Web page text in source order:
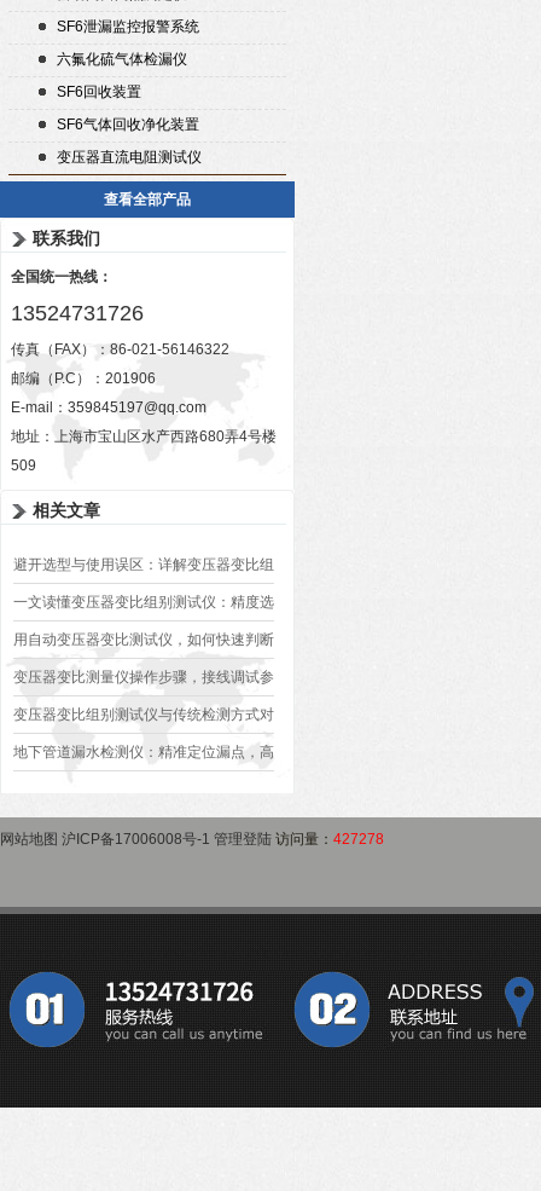
SF6泄漏监控报警系统
六氟化硫气体检漏仪
SF6回收装置
SF6气体回收净化装置
变压器直流电阻测试仪
查看全部产品
联系我们
全国统一热线：
13524731726
传真（FAX）：86-021-56146322
邮编（P.C）：201906
E-mail： 359845197@qq.com
地址：上海市宝山区水产西路680弄4号楼
509
相关文章
避开选型与使用误区：详解变压器变比组
别测试仪的日常校准方法、常见组别识别
异常排查方案
一文读懂变压器变比组别测试仪：精度选
型、接线规范、报告生成全流程标准化操
作指南
用自动变压器变比测试仪，如何快速判断
变压器是否合格？
变压器变比测量仪操作步骤，接线调试参
数设定变比测试数据保存使用教程
变压器变比组别测试仪与传统检测方式对
比：精度、速度与安全性深度分析
地下管道漏水检测仪：精准定位漏点，高
网站地图 沪ICP备17006008号-1 管理登陆 访问量： 427278